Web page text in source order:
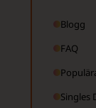
Blogg
FAQ
Singles